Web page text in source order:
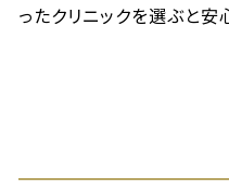
ったクリニックを選ぶと安